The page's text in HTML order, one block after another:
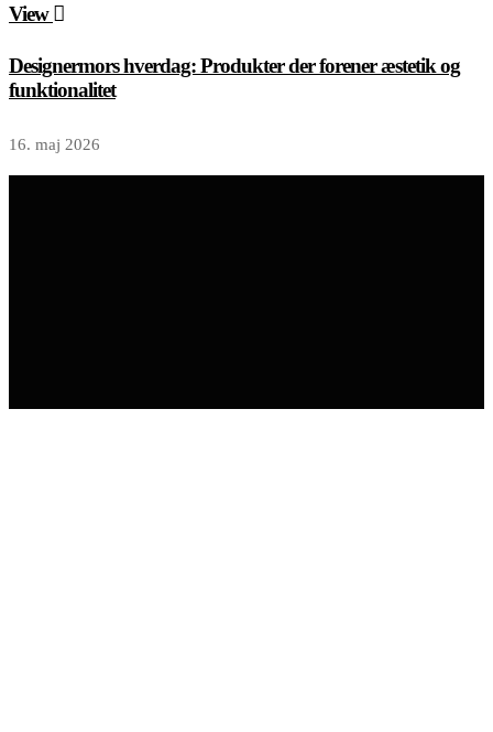
View
Designermors hverdag: Produkter der forener æstetik og
funktionalitet
16. maj 2026